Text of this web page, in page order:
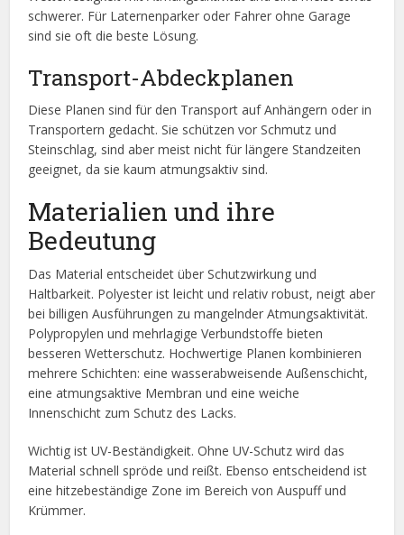
schwerer. Für Laternenparker oder Fahrer ohne Garage
sind sie oft die beste Lösung.
Transport-Abdeckplanen
Diese Planen sind für den Transport auf Anhängern oder in
Transportern gedacht. Sie schützen vor Schmutz und
Steinschlag, sind aber meist nicht für längere Standzeiten
geeignet, da sie kaum atmungsaktiv sind.
Materialien und ihre
Bedeutung
Das Material entscheidet über Schutzwirkung und
Haltbarkeit. Polyester ist leicht und relativ robust, neigt aber
bei billigen Ausführungen zu mangelnder Atmungsaktivität.
Polypropylen und mehrlagige Verbundstoffe bieten
besseren Wetterschutz. Hochwertige Planen kombinieren
mehrere Schichten: eine wasserabweisende Außenschicht,
eine atmungsaktive Membran und eine weiche
Innenschicht zum Schutz des Lacks.
Wichtig ist UV-Beständigkeit. Ohne UV-Schutz wird das
Material schnell spröde und reißt. Ebenso entscheidend ist
eine hitzebeständige Zone im Bereich von Auspuff und
Krümmer.